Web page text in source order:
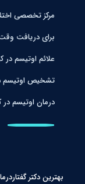
مرکز تخصصی
برای دریافت وقت
علائم اوتیسم
تشخیص اوتیسم
درمان اوتیسم
بهترین دکتر